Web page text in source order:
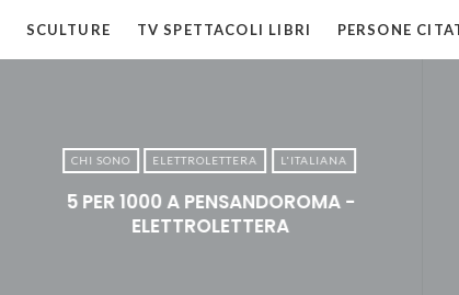
SCULTURE TV SPETTACOLI LIBRI PERSONE
CHI SONO ELETTROLETTERA L'ITALIANA
5 PER 1000 A PENSANDOROMA -
ELETTROLETTERA